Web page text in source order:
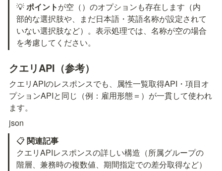
💡 ポイントが空（）のオプションも存在します（内
部的な選択肢や、まだ日本語・英語名称が設定されて
いない選択肢など）。表示処理では、名称が空の場合
を考慮してください。
クエリAPI（参考）
クエリAPIのレスポンスでも、属性一覧取得API・項目オ
プションAPIと同じ （例：雇用形態＝ ）が一貫して使われ
ます。
json
📋 関連記事
クエリAPIレスポンスの詳しい構造（所属グループの
階層、兼務時の複数値、期間指定での差分取得など）